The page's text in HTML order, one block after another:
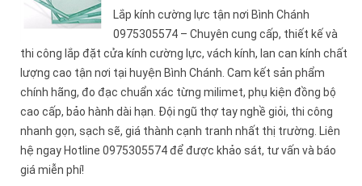
Lắp kính cường lực tận nơi Bình Chánh
0975305574 – Chuyên cung cấp, thiết kế và
thi công lắp đặt cửa kính cường lực, vách kính, lan can kính chất
lượng cao tận nơi tại huyện Bình Chánh. Cam kết sản phẩm
chính hãng, đo đạc chuẩn xác từng milimet, phụ kiện đồng bộ
cao cấp, bảo hành dài hạn. Đội ngũ thợ tay nghề giỏi, thi công
nhanh gọn, sạch sẽ, giá thành cạnh tranh nhất thị trường. Liên
hệ ngay Hotline 0975305574 để được khảo sát, tư vấn và báo
giá miễn phí!